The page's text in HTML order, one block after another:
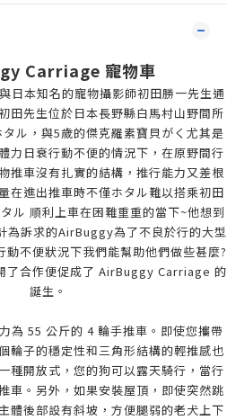
Carriage 寵物車
本知名的寵物攝影師初田勝一先生通
田先生位於日本長野縣白馬村山野間所
ル，與5歲的傑克羅素寶貝がく尤其是
力日衰行動不便的情況下，在原野間行
推車沒有扎實的結構，推行能力又差根
在進出推車時不僅ホタル難以搭乘初田
ル 順利上車在困難重重的當下~他想到
為訴求的AirBuggy為了不良於行的大型
動不便狀況下我們能幫助他們做些甚麼?
了合作便促成了 AirBuggy Carriage 的
誕生。
為 55 公斤的 4 輪手推車。即使您攜帶
輪子的穩定性和三角形結構的輕推感也
種開放式，您的狗可以露天騎行，當行
車。另外，如果安裝屋頂，即使突然跳
體後部設有斜坡，方便腿弱的老犬上下